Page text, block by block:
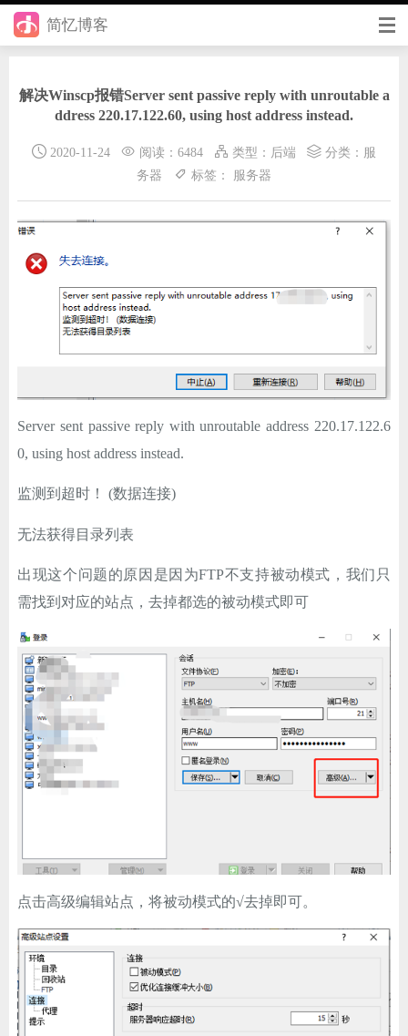
简忆博客
前端
后端
日记
其它
ChatGPT
登录
解决Winscp报错Server sent passive reply with unroutable a
ddress 220.17.122.60, using host address instead.
2020-11-24 阅读：6484 类型： 后端 分类： 服
务器
标签： 服务器
Server sent passive reply with unroutable address 220.17.122.6
0, using host address instead.
监测到超时！ (数据连接)
无法获得目录列表
出现这个问题的原因是因为FTP不支持被动模式，我们只
需找到对应的站点，去掉都选的被动模式即可
点击高级编辑站点，将被动模式的√去掉即可。